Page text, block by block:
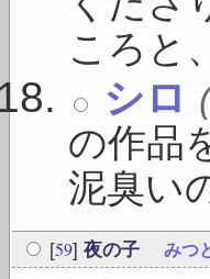
ころと
シロ
の作品
泥臭い
[59] 夜の子 みつ